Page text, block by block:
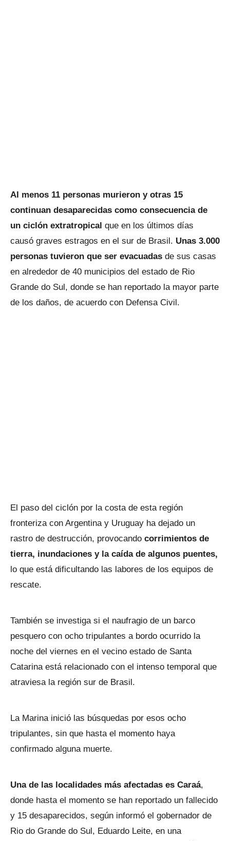
Al menos 11 personas murieron y otras 15
continuan desaparecidas como consecuencia de
un ciclón extratropical que en los últimos días
causó graves estragos en el sur de Brasil. Unas 3.000
personas tuvieron que ser evacuadas de sus casas
en alrededor de 40 municipios del estado de Rio
Grande do Sul, donde se han reportado la mayor parte
de los daños, de acuerdo con Defensa Civil.
El paso del ciclón por la costa de esta región
fronteriza con Argentina y Uruguay ha dejado un
rastro de destrucción, provocando corrimientos de
tierra, inundaciones y la caída de algunos puentes,
lo que está dificultando las labores de los equipos de
rescate.
También se investiga si el naufragio de un barco
pesquero con ocho tripulantes a bordo ocurrido la
noche del viernes en el vecino estado de Santa
Catarina está relacionado con el intenso temporal que
atraviesa la región sur de Brasil.
La Marina inició las búsquedas por esos ocho
tripulantes, sin que hasta el momento haya
confirmado alguna muerte.
Una de las localidades más afectadas es Caraá,
donde hasta el momento se han reportado un fallecido
y 15 desaparecidos, según informó el gobernador de
Rio do Grande do Sul, Eduardo Leite, en una